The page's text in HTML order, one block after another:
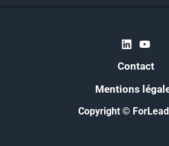
Contact
Mentions
Copyright ©